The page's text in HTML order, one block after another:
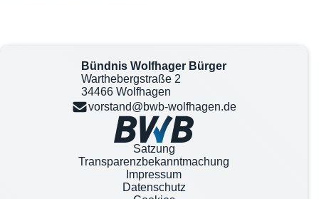
Bündnis Wolfhager Bürger
Warthebergstraße 2
34466 Wolfhagen
vorstand@bwb-wolfhagen.de
Satzung
Transparenzbekanntmachung
Impressum
Datenschutz